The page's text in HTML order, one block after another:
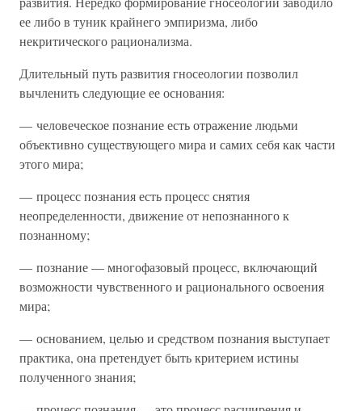
ее либо в туник крайнего эмпиризма, либо
некритического рационализма.
Длительный путь развития гносеологии позволил
вычленить следующие ее основания:
— человеческое познание есть отражение людьми
объективно существующего мира и самих себя как части
этого мира;
— процесс познания есть процесс снятия
неопределенности, движение от непознанного к
познанному;
— познание — многофазовый процесс, включающий
возможности чувственного и рационального освоения
мира;
— основанием, целью и средством познания выступает
практика, она претендует быть критерием истины
полученного знания;